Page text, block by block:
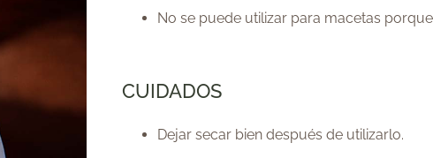
No se puede utilizar para macetas
CUIDADOS
Dejar secar bien después de utilizarlo.